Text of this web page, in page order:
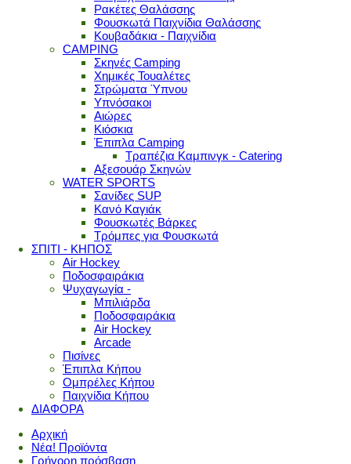
Ρακέτες Θαλάσσης
Φουσκωτά Παιχνίδια Θαλάσσης
Κουβαδάκια - Παιχνίδια
CAMPING
Σκηνές Camping
Χημικές Τουαλέτες
Στρώματα Ύπνου
Υπνόσακοι
Αιώρες
Κιόσκια
Έπιπλα Camping
Τραπέζια Καμπινγκ - Catering
Αξεσουάρ Σκηνών
WATER SPORTS
Σανίδες SUP
Κανό Καγιάκ
Φουσκωτές Βάρκες
Τρόμπες για Φουσκωτά
ΣΠΙΤΙ - ΚΗΠΟΣ
Air Hockey
Ποδοσφαιράκια
Ψυχαγωγία -
Μπιλιάρδα
Ποδοσφαιράκια
Air Hockey
Arcade
Πισίνες
Έπιπλα Κήπου
Ομπρέλες Κήπου
Παιχνίδια Κήπου
ΔΙΑΦΟΡΑ
Αρχική
Νέα! Προϊόντα
Γρήγορη πρόσβαση